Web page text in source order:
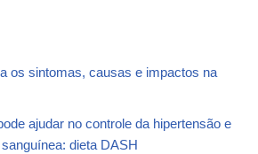
os sintomas, causas e impactos na
ajudar no controle da hipertensão e
dieta DASH